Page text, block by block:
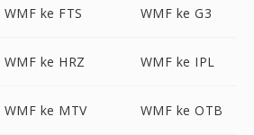
WMF ke FTS WMF ke G3
WMF ke HRZ WMF ke IPL
WMF ke MTV WMF ke OTB